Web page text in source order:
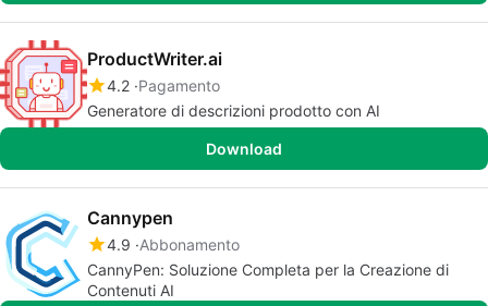
ProductWriter.ai
4.2 Pagamento
Generatore di descrizioni prodotto con AI
Download
Cannypen
4.9 Abbonamento
CannyPen: Soluzione Completa per la Creazione di
Contenuti AI